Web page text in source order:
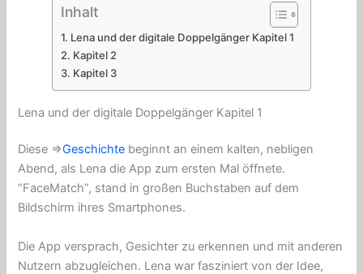
Inhalt
Lena und der digitale Doppelgänger Kapitel 1
Kapitel 2
Kapitel 3
Lena und der digitale Doppelgänger Kapitel 1
Diese ⇒Geschichte beginnt an einem kalten, nebligen
Abend, als Lena die App zum ersten Mal öffnete.
“FaceMatch”, stand in großen Buchstaben auf dem
Bildschirm ihres Smartphones.
Die App versprach, Gesichter zu erkennen und mit anderen
Nutzern abzugleichen. Lena war fasziniert von der Idee,